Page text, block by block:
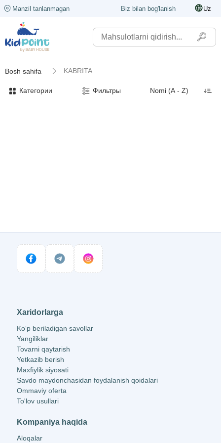
Manzil tanlanmagan Biz bilan bog'lanish Uz
Bosh sahifa KABRITA
Категории Фильтры
Xaridorlarga
Ko‘p beriladigan savollar
Yangiliklar
Tovarni qaytarish
Yetkazib berish
Maxfiylik siyosati
Savdo maydonchasidan foydalanish qoidalari
Ommaviy oferta
To'lov usullari
Kompaniya haqida
Aloqalar